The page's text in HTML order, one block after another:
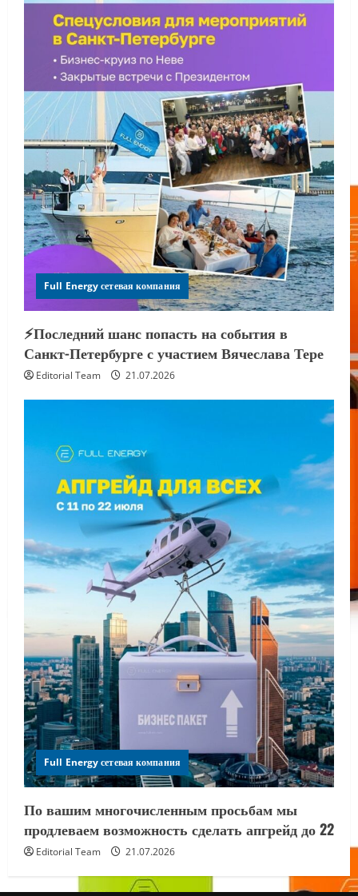
Full Energy сетевая компания
⚡️Последний шанс попасть на события в
Санкт-Петербурге с участием Вячеслава Тере
Editorial Team 21.07.2026
Full Energy сетевая компания
По вашим многочисленным просьбам мы
продлеваем возможность сделать апгрейд до 22
Editorial Team 21.07.2026